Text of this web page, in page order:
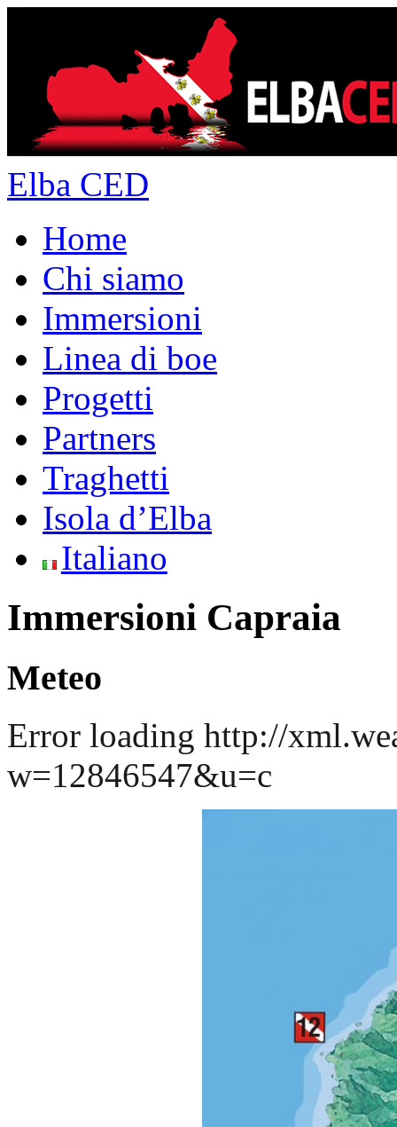
Elba CED
Home
Chi siamo
Immersioni
Linea di boe
Progetti
Partners
Traghetti
Isola d’Elba
Italiano
Immersioni Capraia
Meteo
Error loading http://
w=12846547&u=c